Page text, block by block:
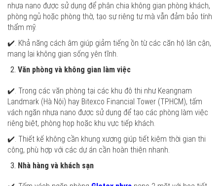
nhựa nano được sử dụng để phân chia không gian phòng khách,
phòng ngủ hoặc phòng thờ, tạo sự riêng tư mà vẫn đảm bảo tính
thẩm mỹ.
✔️. Khả năng cách âm giúp giảm tiếng ồn từ các căn hộ lân cận,
mang lại không gian sống yên tĩnh.
Văn phòng và không gian làm việc
✔️. Trong các văn phòng tại các khu đô thị như Keangnam
Landmark (Hà Nội) hay Bitexco Financial Tower (TP.HCM), tấm
vách ngăn nhựa nano được sử dụng để tạo các phòng làm việc
riêng biệt, phòng họp hoặc khu vực tiếp khách.
✔️. Thiết kế không cần khung xương giúp tiết kiệm thời gian thi
công, phù hợp với các dự án cần hoàn thiện nhanh.
Nhà hàng và khách sạn